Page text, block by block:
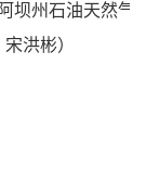
坝州石油天然气
洪彬）